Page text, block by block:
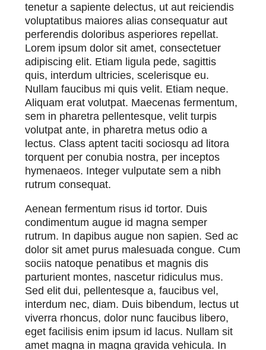
tenetur a sapiente delectus, ut aut reiciendis
voluptatibus maiores alias consequatur aut
perferendis doloribus asperiores repellat.
Lorem ipsum dolor sit amet, consectetuer
adipiscing elit. Etiam ligula pede, sagittis
quis, interdum ultricies, scelerisque eu.
Nullam faucibus mi quis velit. Etiam neque.
Aliquam erat volutpat. Maecenas fermentum,
sem in pharetra pellentesque, velit turpis
volutpat ante, in pharetra metus odio a
lectus. Class aptent taciti sociosqu ad litora
torquent per conubia nostra, per inceptos
hymenaeos. Integer vulputate sem a nibh
rutrum consequat.
Aenean fermentum risus id tortor. Duis
condimentum augue id magna semper
rutrum. In dapibus augue non sapien. Sed ac
dolor sit amet purus malesuada congue. Cum
sociis natoque penatibus et magnis dis
parturient montes, nascetur ridiculus mus.
Sed elit dui, pellentesque a, faucibus vel,
interdum nec, diam. Duis bibendum, lectus ut
viverra rhoncus, dolor nunc faucibus libero,
eget facilisis enim ipsum id lacus. Nullam sit
amet magna in magna gravida vehicula. In